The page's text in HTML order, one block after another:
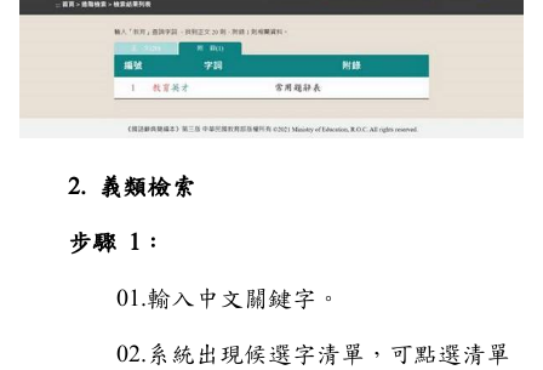
2. 義類檢索
步驟 1：
01.輸入中文關鍵字。
02.系統出現候選字清單，可點選清單